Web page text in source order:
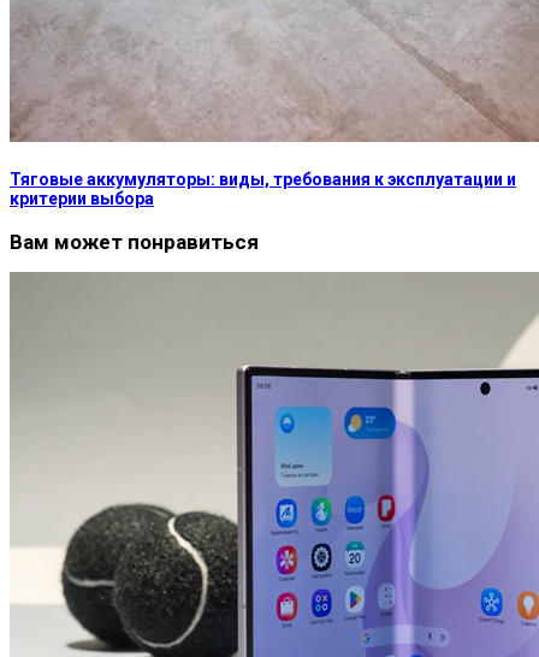
Тяговые аккумуляторы: виды, требования к эксплуатации и
критерии выбора
Вам может понравиться